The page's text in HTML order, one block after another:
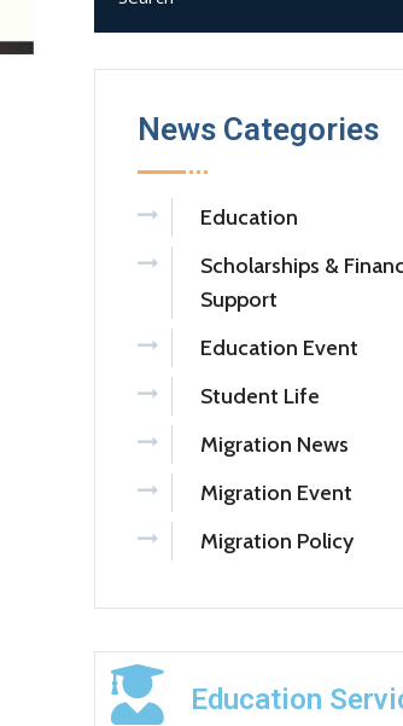
News Categories
Education
Scholarships &
Support
Education Event
Student Life
Migration News
Migration Event
Migration Policy
Education